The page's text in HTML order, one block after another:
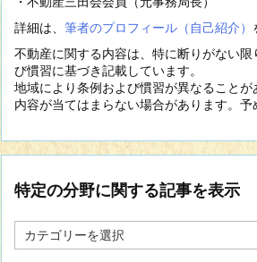
詳細は、 筆者のプロフィール（自己紹介）
不動産に関する内容は、特に断りがない限
び慣習に基づき記載しています。
地域により条例および慣習が異なること
内容が当てはまらない場合があります。予
特定の分野に関する記事を表示
定